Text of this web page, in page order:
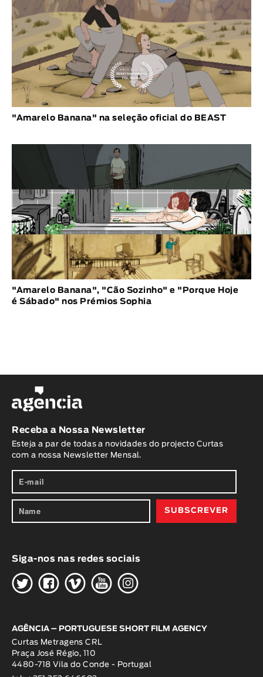
"Amarelo Banana" na seleção oficial do BEAST
"Amarelo Banana", "Cão Sozinho" e "Porque Hoje
é Sábado" nos Prémios Sophia
Receba a Nossa Newsletter
Esteja a par de todas a novidades do projecto Curtas
com a nossa Newsletter Mensal.
Siga-nos nas redes sociais
HGWOK
AGÊNCIA – PORTUGUESE SHORT FILM AGENCY
Curtas Metragens CRL
Praça José Régio, 110
4480-718 Vila do Conde - Portugal